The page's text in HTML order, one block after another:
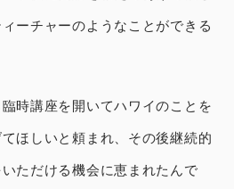
ーチャーのようなことができる
時講座を開いてハワイのことを
ほしいと頼まれ、その後継続的
ただける機会に恵まれたんで